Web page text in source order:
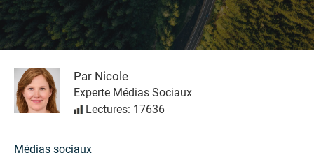
Par Nicole
Experte Médias Sociaux
Lectures: 17636
Médias sociaux